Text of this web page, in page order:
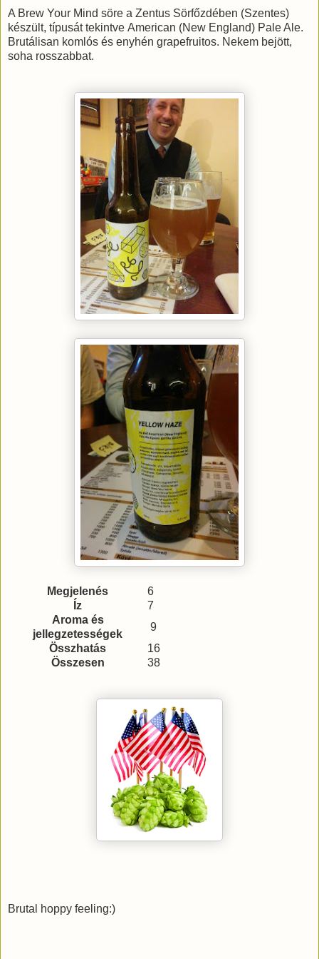
A Brew Your Mind söre a Zentus Sörfőzdében (Szentes)
készült, típusát tekintve American (New England) Pale Ale.
Brutálisan komlós és enyhén grapefruitos. Nekem bejött,
soha rosszabbat.
Megjelenés
6
Íz
7
Aroma és
jellegzetességek
9
Összhatás
16
Összesen
38
Brutal hoppy feeling:)